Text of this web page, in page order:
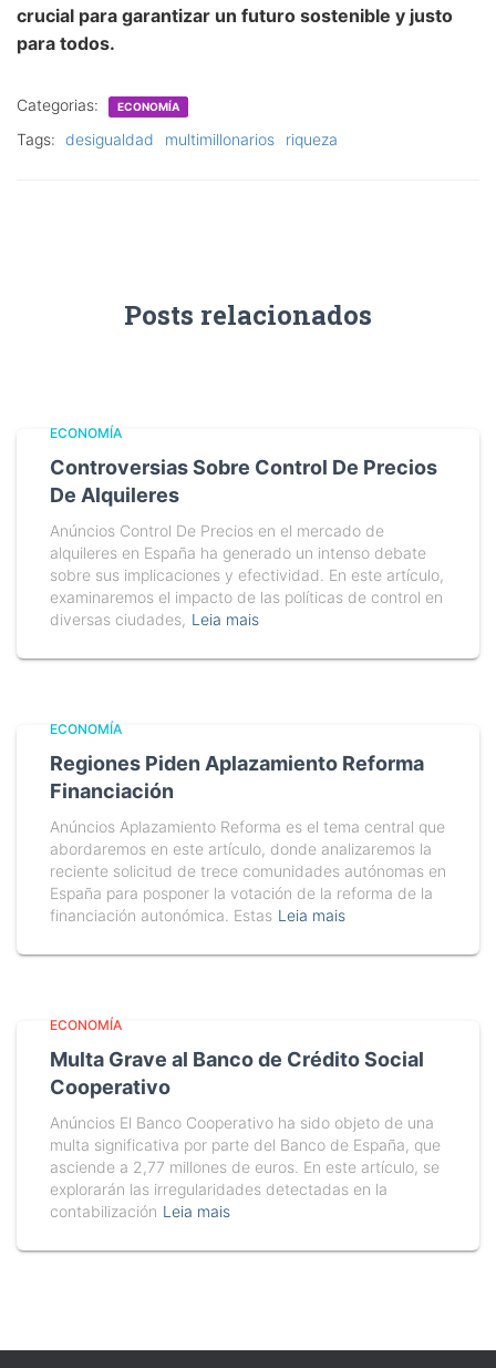
crucial para garantizar un futuro sostenible y justo
para todos.
Categorias: ECONOMÍA
Tags: desigualdad multimillonarios riqueza
Posts relacionados
ECONOMÍA
Controversias Sobre Control De Precios
De Alquileres
Anúncios Control De Precios en el mercado de
alquileres en España ha generado un intenso debate
sobre sus implicaciones y efectividad. En este artículo,
examinaremos el impacto de las políticas de control en
diversas ciudades, Leia mais
ECONOMÍA
Regiones Piden Aplazamiento Reforma
Financiación
Anúncios Aplazamiento Reforma es el tema central que
abordaremos en este artículo, donde analizaremos la
reciente solicitud de trece comunidades autónomas en
España para posponer la votación de la reforma de la
financiación autonómica. Estas Leia mais
ECONOMÍA
Multa Grave al Banco de Crédito Social
Cooperativo
Anúncios El Banco Cooperativo ha sido objeto de una
multa significativa por parte del Banco de España, que
asciende a 2,77 millones de euros. En este artículo, se
explorarán las irregularidades detectadas en la
contabilización Leia mais